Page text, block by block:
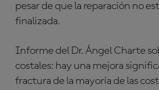
pesar de que la reparación no
finalizada.
Informe del Dr. Ángel Charte
costales: hay una mejora
fractura de la mayoría de las